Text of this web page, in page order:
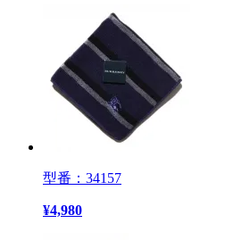
型番：34157
¥4,980